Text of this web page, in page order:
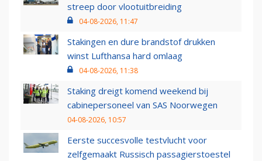
streep door vlootuitbreiding
04-08-2026, 11:47
Stakingen en dure brandstof drukken
winst Lufthansa hard omlaag
04-08-2026, 11:38
Staking dreigt komend weekend bij
cabinepersoneel van SAS Noorwegen
04-08-2026, 10:57
Eerste succesvolle testvlucht voor
zelfgemaakt Russisch passagierstoestel